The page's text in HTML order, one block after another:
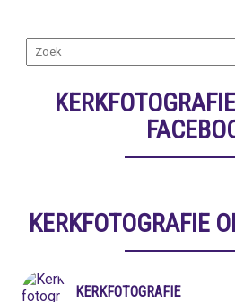
KERKFOTOGRAFIE
KERKFOTOGRAFIE